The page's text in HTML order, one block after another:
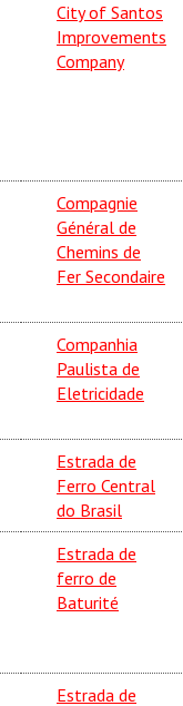
City of Santos
Improvements
Company
Compagnie
Général de
Chemins de
Fer Secondaire
Companhia
Paulista de
Eletricidade
Estrada de
Ferro Central
do Brasil
Estrada de
ferro de
Baturité
Estrada de